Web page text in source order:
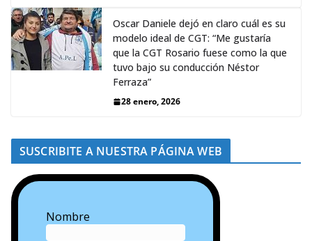
Oscar Daniele dejó en claro cuál es su
modelo ideal de CGT: “Me gustaría
que la CGT Rosario fuese como la que
tuvo bajo su conducción Néstor
Ferraza”
28 enero, 2026
SUSCRIBITE A NUESTRA PÁGINA WEB
Nombre